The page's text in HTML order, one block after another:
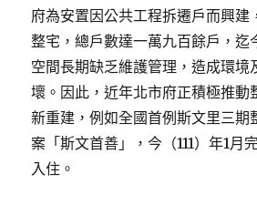
府為安置因公共工程拆遷戶而興建
整宅，總戶數達一萬九百餘戶，迄
空間長期缺乏維護管理，造成環境
壞。因此，近年北市府正積極推動
新重建，例如全國首例斯文里三期
案「斯文首善」，今（111）年1月
入住。